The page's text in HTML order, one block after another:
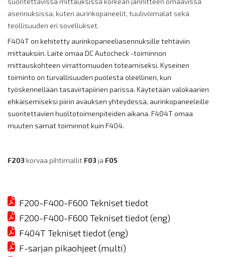
asennuksissa, kuten aurinkopaneelit, tuulivoimalat sekä
teollisuuden eri sovellukset.
F404T on kehitetty aurinkopaneeliasennuksille tehtäviin
mittauksiin. Laite omaa DC Autocheck -toiminnon
mittauskohteen virrattomuuden toteamiseksi. Kyseinen
toiminto on turvallisuuden puolesta oleellinen, kun
työskennellään tasavirtapiirien parissa. Käytetään valokaarien
ehkäisemiseksi piirin avauksen yhteydessä, aurinkopaneeleille
suoritettavien huoltotoimenpiteiden aikana. F404T omaa
muuten samat toiminnot kuin F404.
F203 korvaa pihtimallit F03 ja F05
F200-F400-F600 Tekniset tiedot
F200-F400-F600 Tekniset tiedot (eng)
F404T Tekniset tiedot (eng)
F-sarjan pikaohjeet (multi)